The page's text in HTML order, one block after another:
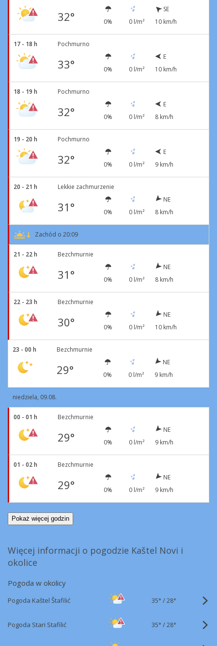
32° 0% 0 l/m²
SE
10 km/h
17 - 18 h Pochmurno
33° 0% 0 l/m²
E
10 km/h
18 - 19 h Pochmurno
32° 0% 0 l/m²
E
8 km/h
19 - 20 h Pochmurno
32° 0% 0 l/m²
E
9 km/h
20 - 21 h Lekkie zachmurzenie
31° 0% 0 l/m²
NE
8 km/h
Zachód o 20:09
21 - 22 h Bezchmurnie
31° 0% 0 l/m²
NE
8 km/h
22 - 23 h Bezchmurnie
30° 0% 0 l/m²
NE
10 km/h
23 - 00 h Bezchmurnie
29° 0% 0 l/m²
NE
9 km/h
niedziela, 09.08.
00 - 01 h Bezchmurnie
29° 0% 0 l/m²
NE
9 km/h
01 - 02 h Bezchmurnie
29° 0% 0 l/m²
NE
9 km/h
Pokaż więcej godzin
Więcej informacji o pogodzie Kaštel Novi i
okolice
Pogoda w okolicy
Pogoda Kaštel Štafilić 35° /28°
Pogoda Stari Stafilić 35° /28°